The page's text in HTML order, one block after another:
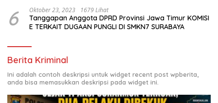
6 Oktober 23, 2023 1679 Lihat
Tanggapan Anggota DPRD Provinsi Jawa Timur KOMISI
E TERKAIT DUGAAN PUNGLI DI SMKN7 SURABAYA
Berita Kriminal
Ini adalah contoh deskripsi untuk widget recent post wpberita,
anda bisa memasukkan deskripsi pada widget ini.